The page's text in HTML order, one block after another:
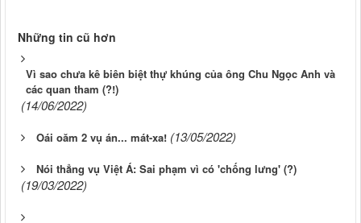
Những tin cũ hơn
Vì sao chưa kê biên biệt thự khúng của ông Chu Ngọc Anh và
các quan tham (?!)
(14/06/2022)
Oái oăm 2 vụ án... mát-xa! (13/05/2022)
Nói thẳng vụ Việt Á: Sai phạm vì có 'chống lưng' (?)
(19/03/2022)